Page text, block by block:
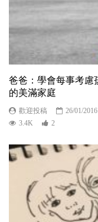
爸爸：學會每事考慮
的美滿家庭
歡迎投稿
26/01/2016
3.4K
2